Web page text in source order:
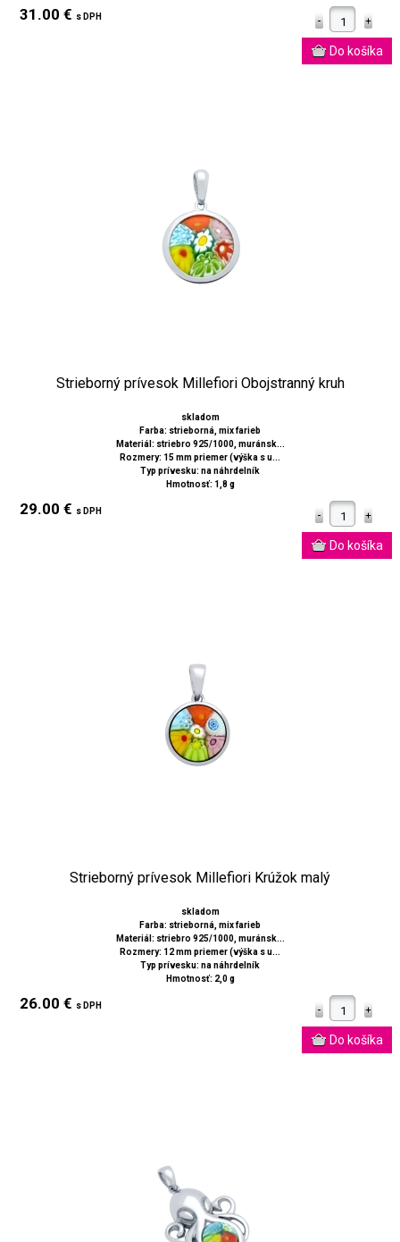
31.00 € s DPH
Strieborný prívesok Millefiori Obojstranný kruh
skladom
Farba: strieborná, mix farieb
Materiál: striebro 925/1000, muránsk...
Rozmery: 15 mm priemer (výška s u...
Typ prívesku: na náhrdelník
Hmotnosť: 1,8 g
29.00 € s DPH
Strieborný prívesok Millefiori Krúžok malý
skladom
Farba: strieborná, mix farieb
Materiál: striebro 925/1000, muránsk...
Rozmery: 12 mm priemer (výška s u...
Typ prívesku: na náhrdelník
Hmotnosť: 2,0 g
26.00 € s DPH